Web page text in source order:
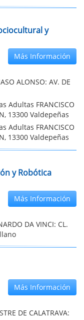
y
Más Información
ALONSO: AV. DE
Adultas FRANCISCO
N, 13300 Valdepeñas
Adultas FRANCISCO
N, 13300 Valdepeñas
y Robótica
Más Información
DA VINCI: CL.
Más Información
DE CALATRAVA: